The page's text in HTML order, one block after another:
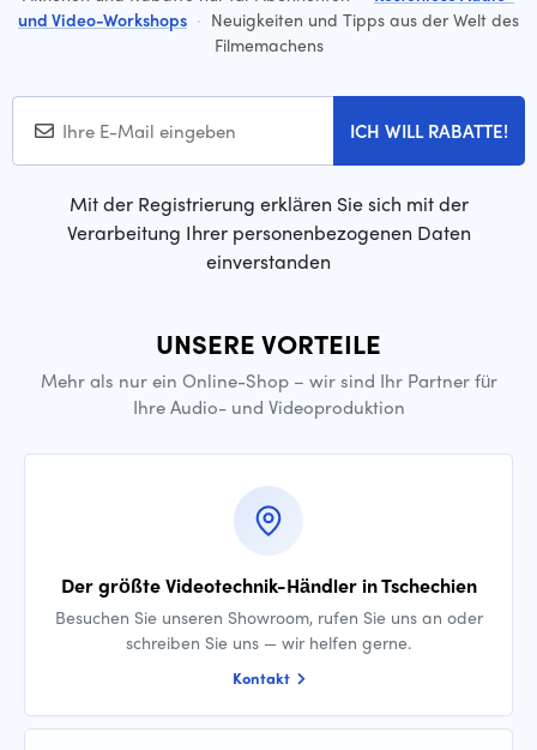
und Video-Workshops · Neuigkeiten und Tipps aus der Welt des
Filmemachens
ICH WILL RABATTE!
Mit der Registrierung erklären Sie sich mit der
Verarbeitung Ihrer personenbezogenen Daten
einverstanden
UNSERE VORTEILE
Mehr als nur ein Online-Shop – wir sind Ihr Partner für
Ihre Audio- und Videoproduktion
Der größte Videotechnik-Händler in Tschechien
Besuchen Sie unseren Showroom, rufen Sie uns an oder
schreiben Sie uns — wir helfen gerne.
Kontakt